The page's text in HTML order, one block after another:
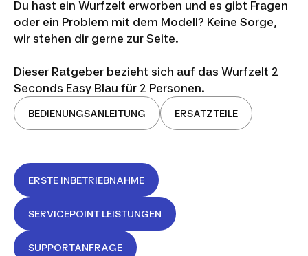
Du hast ein Wurfzelt erworben und es gibt Fragen
oder ein Problem mit dem Modell? Keine Sorge,
wir stehen dir gerne zur Seite.
Dieser Ratgeber bezieht sich auf das Wurfzelt 2
Seconds Easy Blau für 2 Personen.
BEDIENUNGSANLEITUNG ERSATZTEILE
ERSTE INBETRIEBNAHME
SERVICEPOINT LEISTUNGEN
SUPPORTANFRAGE